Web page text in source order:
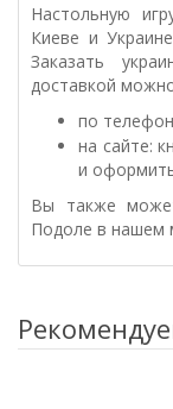
Настольную
Киеве и
Заказать
доставкой
по
на сайте:
и
Вы также
Подоле в нашем